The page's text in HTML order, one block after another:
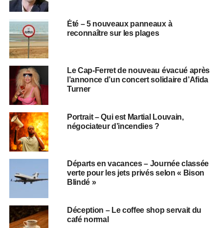
Été – 5 nouveaux panneaux à
reconnaître sur les plages
Le Cap-Ferret de nouveau évacué après
l’annonce d’un concert solidaire d’Afida
Turner
Portrait – Qui est Martial Louvain,
négociateur d’incendies ?
Départs en vacances – Journée classée
verte pour les jets privés selon « Bison
Blindé »
Déception – Le coffee shop servait du
café normal